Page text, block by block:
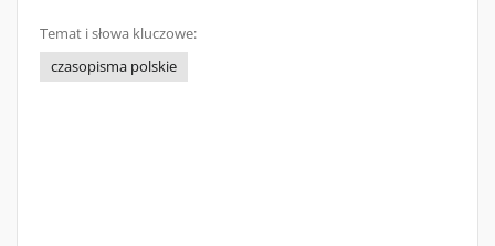
Temat i słowa kluczowe:
czasopisma polskie